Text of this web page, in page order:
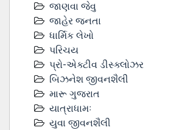
જાણવા જેવુ
જાહેર જનતા
ધાર્મિક લેખો
પરિચય
પ્રો-એક્ટીવ ડીસ્‍ક્લોઝર
બિઝનેશ જીવનશૈલી
મારૂ ગુજરાત
યાત્રાધામઃ
યુવા જીવનશૈલી